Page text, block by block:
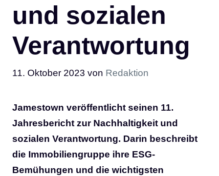
und sozialen
Verantwortung
11. Oktober 2023 von Redaktion
Jamestown veröffentlicht seinen 11.
Jahresbericht zur Nachhaltigkeit und
sozialen Verantwortung. Darin beschreibt
die Immobiliengruppe ihre ESG-
Bemühungen und die wichtigsten